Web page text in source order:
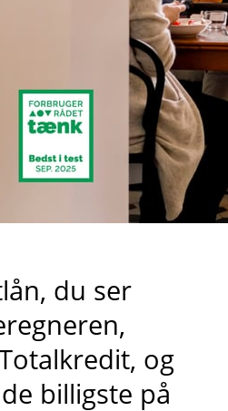
du ser
, og
billigste på